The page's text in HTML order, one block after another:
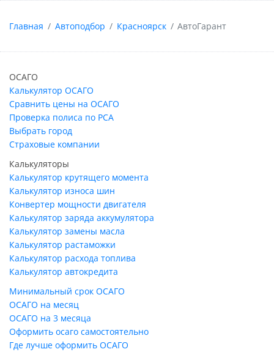
Главная Автоподбор Красноярск АвтоГарант
ОСАГО
Калькулятор ОСАГО
Сравнить цены на ОСАГО
Проверка полиса по РСА
Выбрать город
Страховые компании
Калькуляторы
Калькулятор крутящего момента
Калькулятор износа шин
Конвертер мощности двигателя
Калькулятор заряда аккумулятора
Калькулятор замены масла
Калькулятор растаможки
Калькулятор расхода топлива
Калькулятор автокредита
Минимальный срок ОСАГО
ОСАГО на месяц
ОСАГО на 3 месяца
Оформить осаго самостоятельно
Где лучше оформить ОСАГО